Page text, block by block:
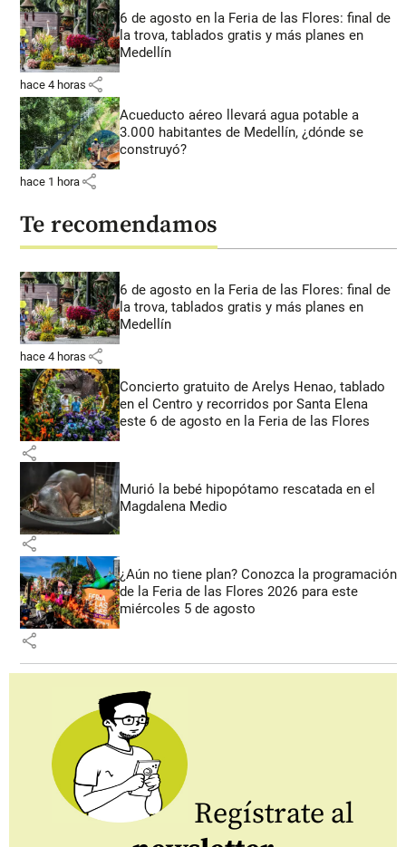
6 de agosto en la Feria de las Flores: final de
la trova, tablados gratis y más planes en
Medellín
hace 4 horas share
Acueducto aéreo llevará agua potable a
3.000 habitantes de Medellín, ¿dónde se
construyó?
hace 1 hora share
Te recomendamos
6 de agosto en la Feria de las Flores: final de
la trova, tablados gratis y más planes en
Medellín
hace 4 horas share
Concierto gratuito de Arelys Henao, tablado
en el Centro y recorridos por Santa Elena
este 6 de agosto en la Feria de las Flores
share
Murió la bebé hipopótamo rescatada en el
Magdalena Medio
share
¿Aún no tiene plan? Conozca la programación
de la Feria de las Flores 2026 para este
miércoles 5 de agosto
share
Regístrate al